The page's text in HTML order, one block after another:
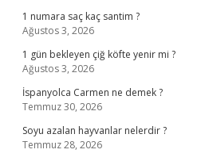
1 numara saç kaç santim ?
Ağustos 3, 2026
1 gün bekleyen çiğ köfte yenir mi ?
Ağustos 3, 2026
İspanyolca Carmen ne demek ?
Temmuz 30, 2026
Soyu azalan hayvanlar nelerdir ?
Temmuz 28, 2026